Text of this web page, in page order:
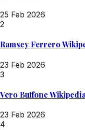
25 Feb 2026
2
Ramsey Ferrero
23 Feb 2026
3
Vero Buffone
23 Feb 2026
4